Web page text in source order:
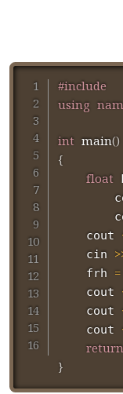
#include
using
int main()
{
float
    cout
    cin
    frh
=
    cout
    cout
	cout
return
}